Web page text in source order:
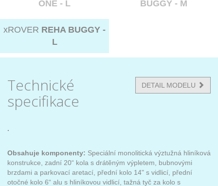
ONE - L
BUGGY - M
xROVER REHA BUGGY -
L
DETAIL MODELU
Technické
specifikace
.
Obsahuje komponenty: Speciální monolitická výztužná hliníková
konstrukce, zadní 20“ kola s drátěným výpletem, bubnovými
brzdami a parkovací aretací, přední kolo 14" s vidlicí, přední
otočné kolo 6“ alu s hliníkovou vidlicí, tažná tyč za kolo s